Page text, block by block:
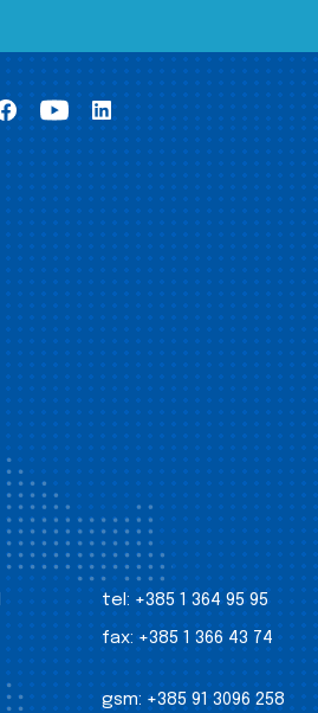
tel: +385 1 364 95 95
fax: +385 1 366 43 74
gsm: +385 91 3096 258